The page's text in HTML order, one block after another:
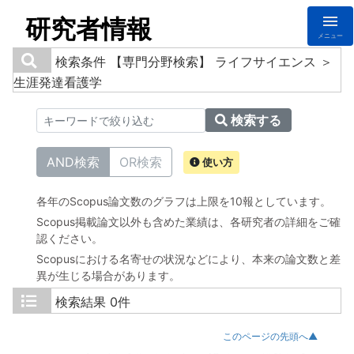
研究者情報 メニュー
検索条件
【専門分野検索】 ライフサイエンス ＞
生涯発達看護学
検索する
AND検索 OR検索 使い方
各年のScopus論文数のグラフは上限を10報としています。
Scopus掲載論文以外も含めた業績は、各研究者の詳細をご確
認ください。
Scopusにおける名寄せの状況などにより、本来の論文数と差
異が生じる場合があります。
検索結果 0件
このページの先頭へ▲